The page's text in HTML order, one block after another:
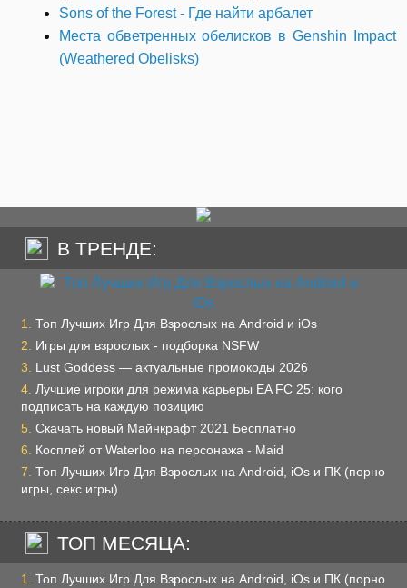
Sons of the Forest - Где найти арбалет
Места обветренных обелисков в Genshin Impact
(Weathered Obelisks)
В ТРЕНДЕ:
Топ Лучших Игр Для Взрослых на Android и iOs
Игры для взрослых - подборка NSFW
Lust Goddess — актуальные промокоды 2026
Лучшие игроки для режима карьеры EA FC 25: кого
подписать на каждую позицию
Скачать новый Майнкрафт 2021 Бесплатно
Косплей от Waterloo на персонажа - Maid
Топ Лучших Игр Для Взрослых на Android, iOs и ПК (порно
игры, секс игры)
ТОП МЕСЯЦА:
Топ Лучших Игр Для Взрослых на Android, iOs и ПК (порно